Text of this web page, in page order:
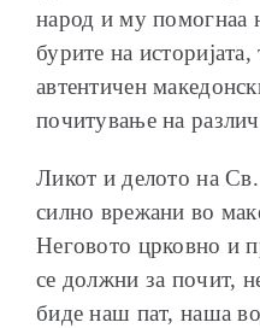
народ и му помогнаа
бурите на
автентичен
почитување на
Ликот и делото на
силно врежани во
Неговото црковно и
се должни за почит,
биде наш пат, наша